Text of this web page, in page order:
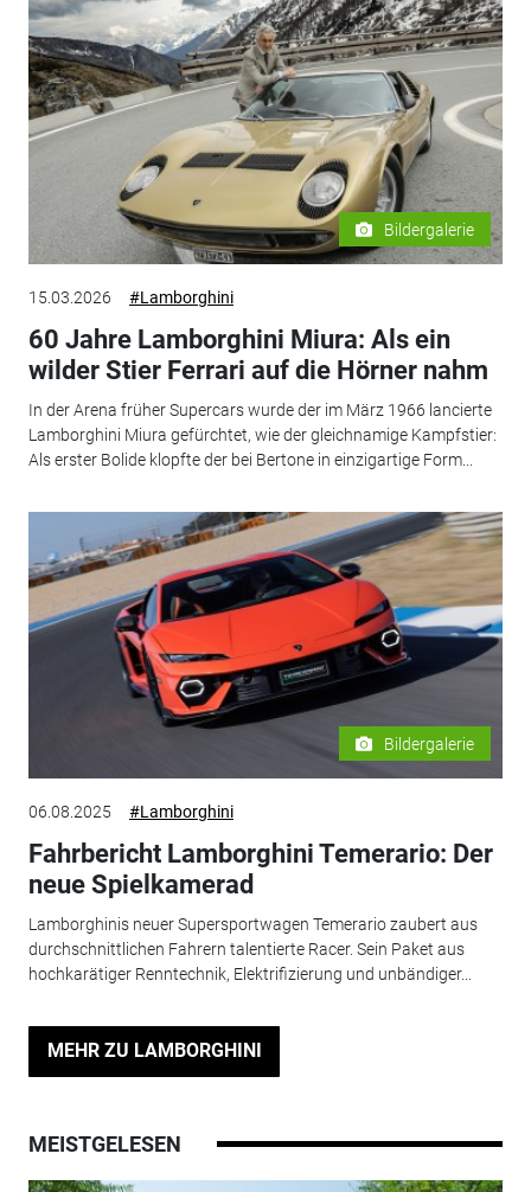
Bildergalerie
15.03.2026 #Lamborghini
60 Jahre Lamborghini Miura: Als ein
wilder Stier Ferrari auf die Hörner nahm
In der Arena früher Supercars wurde der im März 1966 lancierte
Lamborghini Miura gefürchtet, wie der gleichnamige Kampfstier:
Als erster Bolide klopfte der bei Bertone in einzigartige Form...
Bildergalerie
06.08.2025 #Lamborghini
Fahrbericht Lamborghini Temerario: Der
neue Spielkamerad
Lamborghinis neuer Supersportwagen Temerario zaubert aus
durchschnittlichen Fahrern talentierte Racer. Sein Paket aus
hochkarätiger Renntechnik, Elektrifizierung und unbändiger...
MEHR ZU LAMBORGHINI
MEISTGELESEN